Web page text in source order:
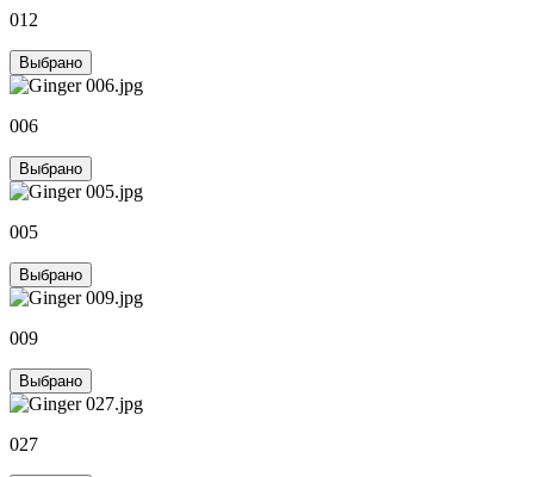
012
Выбрано
006
Выбрано
005
Выбрано
009
Выбрано
027